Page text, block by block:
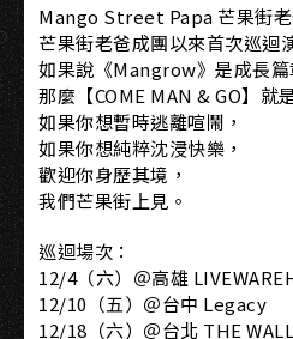
Mango Street Papa 芒果街老
芒果街老爸成團以來首次巡迴
如果說《Mangrow》是成長篇
那麼【COME MAN & GO】就
如果你想暫時逃離喧鬧，
如果你想純粹沈浸快樂，
歡迎你身歷其境，
我們芒果街上見。
巡迴場次：
12/4（六）＠高雄
12/10（五）＠台中 Legacy
12/18（六）＠台北 THE WALL